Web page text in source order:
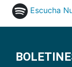
Escucha